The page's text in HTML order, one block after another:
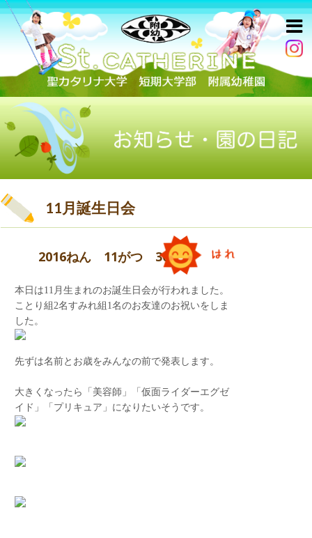
11月誕生日会
2016ねん 11がつ 30にち
本日は11月生まれのお誕生日会が行われました。
ことり組2名すみれ組1名のお友達のお祝いをしま
した。
先ずは名前とお歳をみんなの前で発表します。
大きくなったら「美容師」「仮面ライダーエグゼ
イド」「プリキュア」になりたいそうです。